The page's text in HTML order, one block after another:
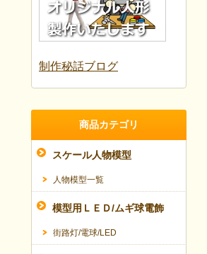
制作秘話ブログ
商品カテゴリ
スケール人物模型
人物模型一覧
模型用ＬＥＤ/ムギ球電飾
街路灯/電球/LED